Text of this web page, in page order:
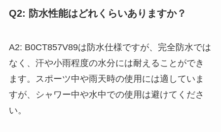
Q2: 防水性能はどれくらいありますか？
A2: B0CT857V89は防水仕様ですが、完全防水では
なく、汗や小雨程度の水分には耐えることができ
ます。スポーツ中や雨天時の使用には適していま
すが、シャワー中や水中での使用は避けてくださ
い。